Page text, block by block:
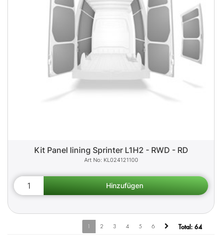
Kit Panel lining Sprinter L1H2 - RWD - RD
KL024121100
1 2 3 4 5 6 Total: 64